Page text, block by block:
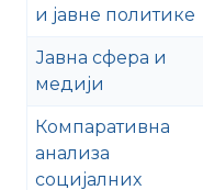
и јавне политике
Јавна сфера и
медији
Компаративна
анализа
социјалних